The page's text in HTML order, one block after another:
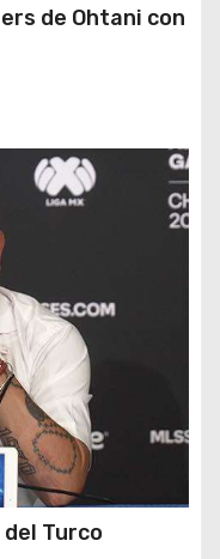
de Ohtani con
Turco